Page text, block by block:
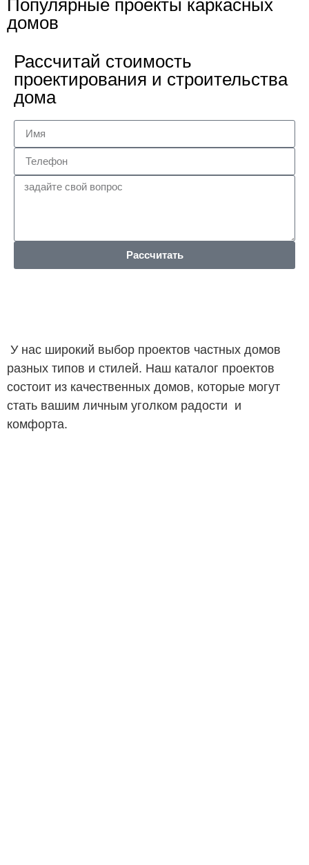
Популярные проекты каркасных
домов
Рассчитай стоимость
проектирования и строительства
дома
Рассчитать
У нас широкий выбор проектов частных домов
разных типов и стилей. Наш каталог проектов
состоит из качественных домов, которые могут
стать вашим личным уголком радости и
комфорта.